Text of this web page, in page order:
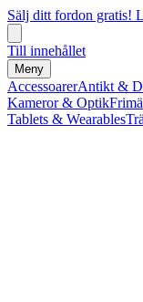
Sälj ditt fordon gratis!
Till innehållet
Meny
AccessoarerAntikt &
Kameror & Optik
Tablets & Wearables